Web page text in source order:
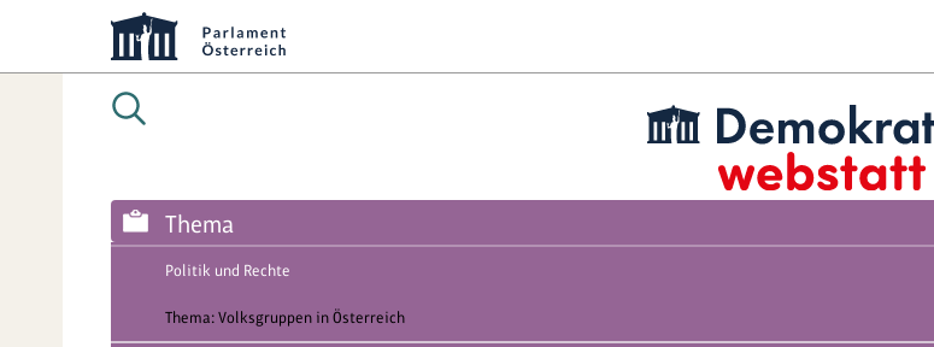
Thema
Politik und Rechte
Thema: Volksgruppen in Österreich